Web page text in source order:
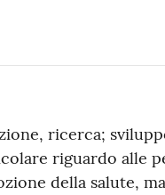
ricerca;
riguardo alle
della salute,